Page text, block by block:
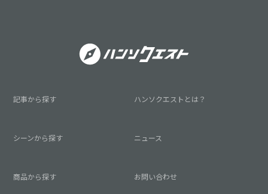
記事から探す
シーンから探す
商品から探す
ハンソクエストとは？
ニュース
お問い合わせ